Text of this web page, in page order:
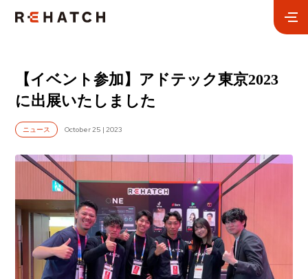
【イベント参加】アドテック東京2023
に出展いたしました
ニュース October 25 | 2023